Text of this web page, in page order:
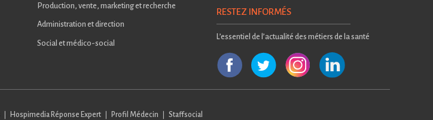
Production, vente, marketing et recherche
Administration et direction
Social et médico-social
RESTEZ INFORMÉS
L’essentiel de l’actualité des métiers de la santé
Hospimedia Réponse Expert Profil Médecin Staffsocial